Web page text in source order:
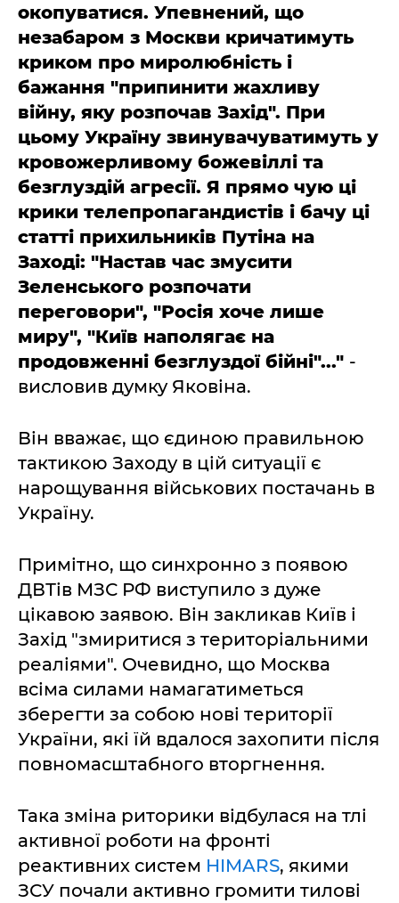
окопуватися. Упевнений, що
незабаром з Москви кричатимуть
криком про миролюбність і
бажання "припинити жахливу
війну, яку розпочав Захід". При
цьому Україну звинувачуватимуть у
кровожерливому божевіллі та
безглуздій агресії. Я прямо чую ці
крики телепропагандистів і бачу ці
статті прихильників Путіна на
Заході: "Настав час змусити
Зеленського розпочати
переговори", "Росія хоче лише
миру", "Київ наполягає на
продовженні безглуздої бійні"..." -
висловив думку Яковіна.
Він вважає, що єдиною правильною
тактикою Заходу в цій ситуації є
нарощування військових постачань в
Україну.
Примітно, що синхронно з появою
ДВТів МЗС РФ виступило з дуже
цікавою заявою. Він закликав Київ і
Захід "змиритися з територіальними
реаліями". Очевидно, що Москва
всіма силами намагатиметься
зберегти за собою нові території
України, які їй вдалося захопити після
повномасштабного вторгнення.
Така зміна риторики відбулася на тлі
активної роботи на фронті
реактивних систем HIMARS, якими
ЗСУ почали активно громити тилові